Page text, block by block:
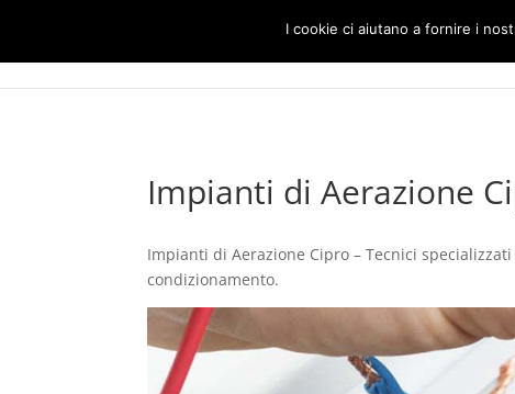
Impianti di Aerazione
Impianti di Aerazione Cipro – Tecnici
condizionamento.
I cookie ci aiutano a fornire i